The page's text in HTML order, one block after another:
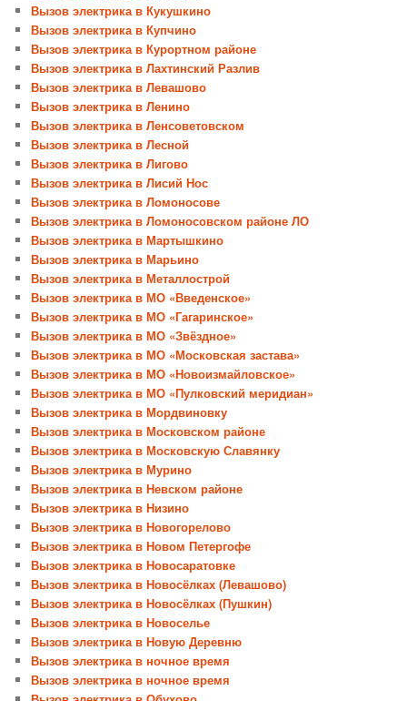
Вызов электрика в Кукушкино
Вызов электрика в Купчино
Вызов электрика в Курортном районе
Вызов электрика в Лахтинский Разлив
Вызов электрика в Левашово
Вызов электрика в Ленино
Вызов электрика в Ленсоветовском
Вызов электрика в Лесной
Вызов электрика в Лигово
Вызов электрика в Лисий Нос
Вызов электрика в Ломоносове
Вызов электрика в Ломоносовском районе ЛО
Вызов электрика в Мартышкино
Вызов электрика в Марьино
Вызов электрика в Металлострой
Вызов электрика в МО «Введенское»
Вызов электрика в МО «Гагаринское»
Вызов электрика в МО «Звёздное»
Вызов электрика в МО «Московская застава»
Вызов электрика в МО «Новоизмайловское»
Вызов электрика в МО «Пулковский меридиан»
Вызов электрика в Мордвиновку
Вызов электрика в Московском районе
Вызов электрика в Московскую Славянку
Вызов электрика в Мурино
Вызов электрика в Невском районе
Вызов электрика в Низино
Вызов электрика в Новогорелово
Вызов электрика в Новом Петергофе
Вызов электрика в Новосаратовке
Вызов электрика в Новосёлках (Левашово)
Вызов электрика в Новосёлках (Пушкин)
Вызов электрика в Новоселье
Вызов электрика в Новую Деревню
Вызов электрика в ночное время
Вызов электрика в ночное время